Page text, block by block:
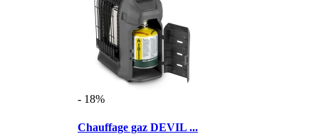
- 18%
Chauffage gaz DEVIL ...